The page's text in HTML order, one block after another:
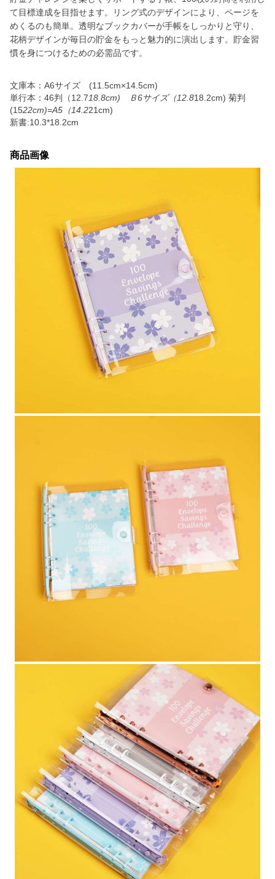
て目標達成を目指せます。リング式のデザインにより、ページを
めくるのも簡単。透明なブックカバーが手帳をしっかりと守り、
花柄デザインが毎日の貯金をもっと魅力的に演出します。貯金習
慣を身につけるための必需品です。
文庫本：A6サイズ (11.5cm×14.5cm)
単行本：46判（12.718.8cm) Ｂ6サイズ（12.818.2cm) 菊判
(1522cm)=A5（14.221cm)
新書:10.3*18.2cm
商品画像